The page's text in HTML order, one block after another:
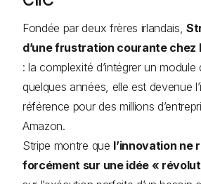
Fondée par deux frères irlandais,
d’une frustration courante chez
: la complexité d’intégrer un module
quelques années, elle est devenue
référence pour des millions
Amazon.
Stripe montre que l’innovation ne
forcément sur une idée «